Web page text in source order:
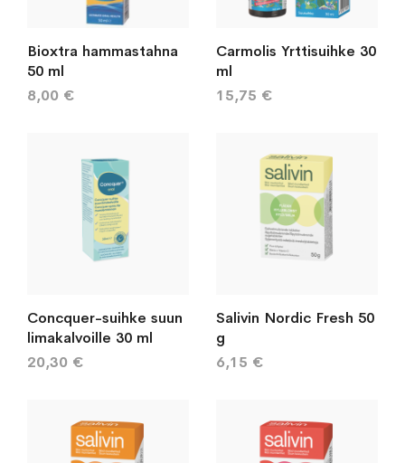
Bioxtra hammastahna
50 ml
8,00 €
Carmolis Yrttisuihke 30
ml
15,75 €
Concquer-suihke suun
limakalvoille 30 ml
20,30 €
Salivin Nordic Fresh 50
g
6,15 €